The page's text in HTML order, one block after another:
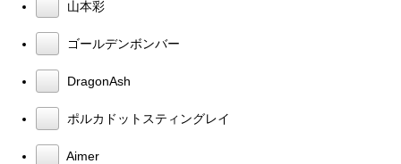
山本彩
ゴールデンボンバー
DragonAsh
ポルカドットスティングレイ
Aimer